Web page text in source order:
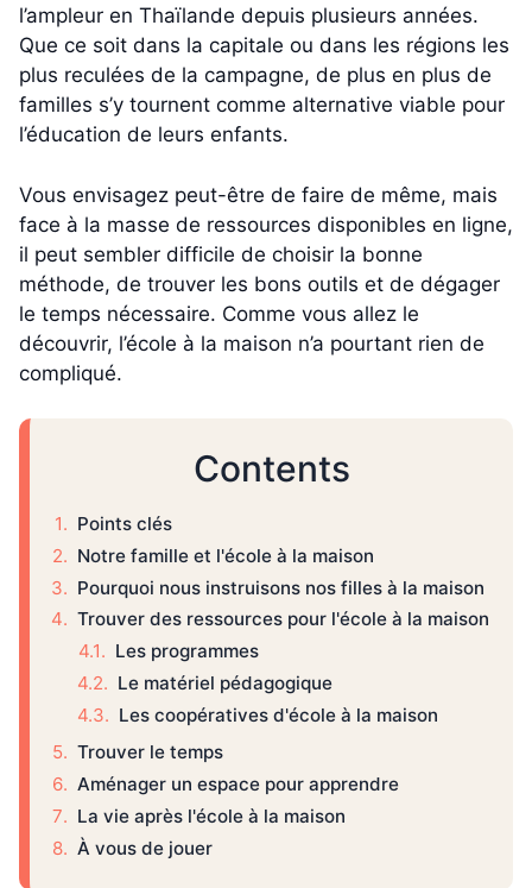
l’ampleur en Thaïlande depuis plusieurs années.
Que ce soit dans la capitale ou dans les régions les
plus reculées de la campagne, de plus en plus de
familles s’y tournent comme alternative viable pour
l’éducation de leurs enfants.
Vous envisagez peut-être de faire de même, mais
face à la masse de ressources disponibles en ligne,
il peut sembler difficile de choisir la bonne
méthode, de trouver les bons outils et de dégager
le temps nécessaire. Comme vous allez le
découvrir, l’école à la maison n’a pourtant rien de
compliqué.
Contents
Points clés
Notre famille et l'école à la maison
Pourquoi nous instruisons nos filles à la maison
Trouver des ressources pour l'école à la maison
Les programmes
Le matériel pédagogique
Les coopératives d'école à la maison
Trouver le temps
Aménager un espace pour apprendre
La vie après l'école à la maison
À vous de jouer